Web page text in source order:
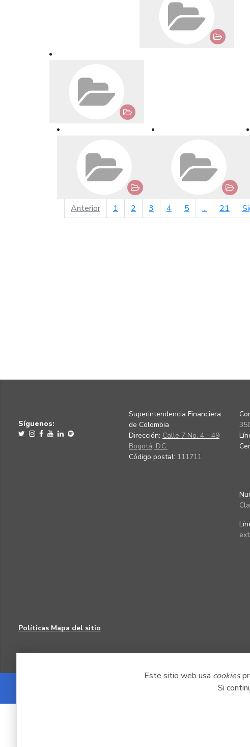
Este sitio web usa cookies
Si
Anteriorpágina anterior
1 2 3 4 5 ... 21
Síguenos:
Superintendencia Financiera
de Colombia
Dirección: Calle 7 No. 4 - 49
Bogotá, D.C.
Código postal: 111711
Políticas Mapa del sitio